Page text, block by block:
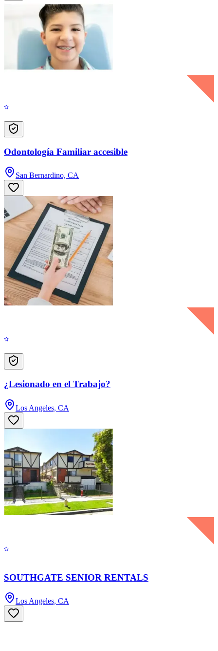
Odontología Familiar accesible
San Bernardino, CA
¿Lesionado en el Trabajo?
Los Angeles, CA
SOUTHGATE SENIOR RENTALS
Los Angeles, CA